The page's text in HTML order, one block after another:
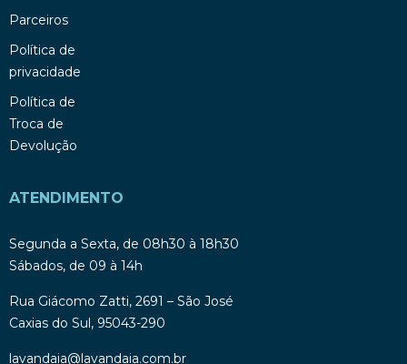
Parceiros
Política de
privacidade
Política de
Troca de
Devolução
ATENDIMENTO
Segunda a Sexta, de 08h30 à 18h30
Sábados, de 09 à 14h
Rua Giácomo Zatti, 2691 – São José
Caxias do Sul, 95043-290
lavandaia@lavandaia.com.br